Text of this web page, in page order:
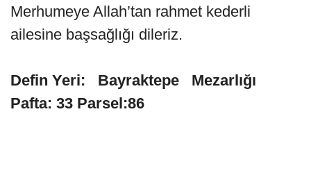
Merhumeye Allah’tan rahmet kederli
ailesine başsağlığı dileriz.
Defin Yeri: Bayraktepe Mezarlığı
Pafta: 33 Parsel:86